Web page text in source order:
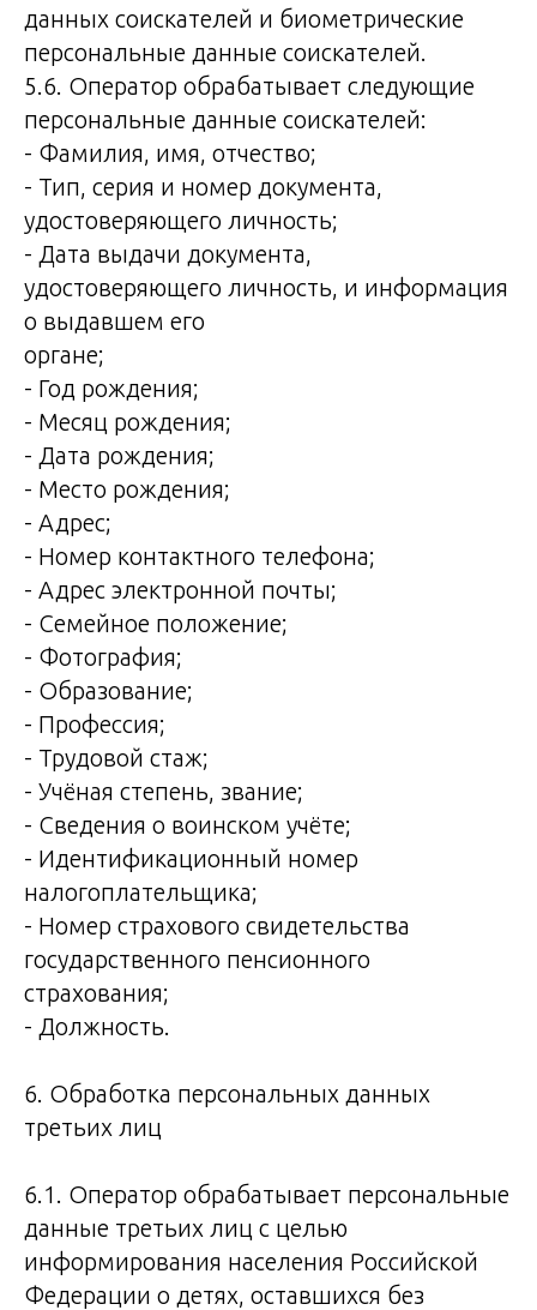
данных соискателей и биометрические
персональные данные соискателей.
5.6. Оператор обрабатывает следующие
персональные данные соискателей:
- Фамилия, имя, отчество;
- Тип, серия и номер документа,
удостоверяющего личность;
- Дата выдачи документа,
удостоверяющего личность, и информация
о выдавшем его
органе;
- Год рождения;
- Месяц рождения;
- Дата рождения;
- Место рождения;
- Адрес;
- Номер контактного телефона;
- Адрес электронной почты;
- Семейное положение;
- Фотография;
- Образование;
- Профессия;
- Трудовой стаж;
- Учёная степень, звание;
- Сведения о воинском учёте;
- Идентификационный номер
налогоплательщика;
- Номер страхового свидетельства
государственного пенсионного
страхования;
- Должность.
6. Обработка персональных данных
третьих лиц
6.1. Оператор обрабатывает персональные
данные третьих лиц с целью
информирования населения Российской
Федерации о детях, оставшихся без